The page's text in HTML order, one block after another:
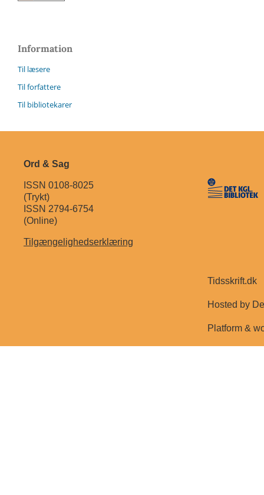
Information
Til læsere
Til forfattere
Til bibliotekarer
Ord & Sag
ISSN 0108-8025
(Trykt)
ISSN 2794-6754
(Online)
Tilgængelighedserklæring